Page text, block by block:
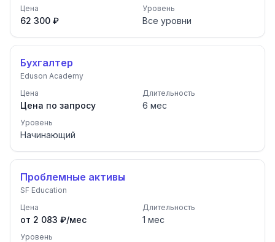
Цена
62 300 ₽
Уровень
Все уровни
Бухгалтер
Eduson Academy
Цена
Цена по запросу
Длительность
6 мес
Уровень
Начинающий
Проблемные активы
SF Education
Цена
от 2 083 ₽/мес
Длительность
1 мес
Уровень